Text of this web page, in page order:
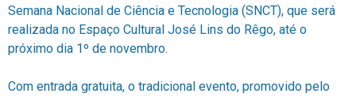
Semana Nacional de Ciência e Tecnologia (SNCT), que será
realizada no Espaço Cultural José Lins do Rêgo, até o
próximo dia 1º de novembro.
Com entrada gratuita, o tradicional evento, promovido pelo